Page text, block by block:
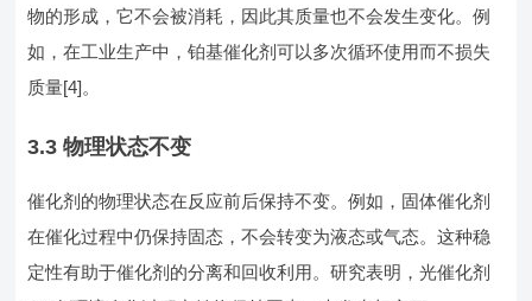
物的形成，它不会被消耗，因此其质量也不会发生变化。例
如，在工业生产中，铂基催化剂可以多次循环使用而不损失
质量[4]。
3.3 物理状态不变
催化剂的物理状态在反应前后保持不变。例如，固体催化剂
在催化过程中仍保持固态，不会转变为液态或气态。这种稳
定性有助于催化剂的分离和回收利用。研究表明，光催化剂